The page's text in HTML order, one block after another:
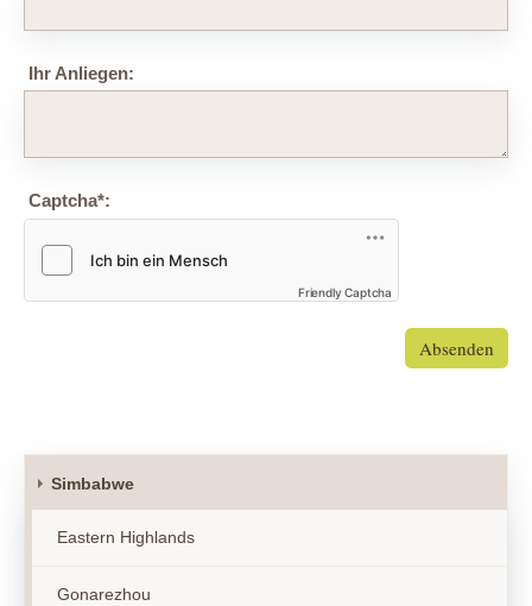
Ihr Anliegen:
Captcha*:
Friendly Captcha
Absenden
Simbabwe
Eastern Highlands
Gonarezhou